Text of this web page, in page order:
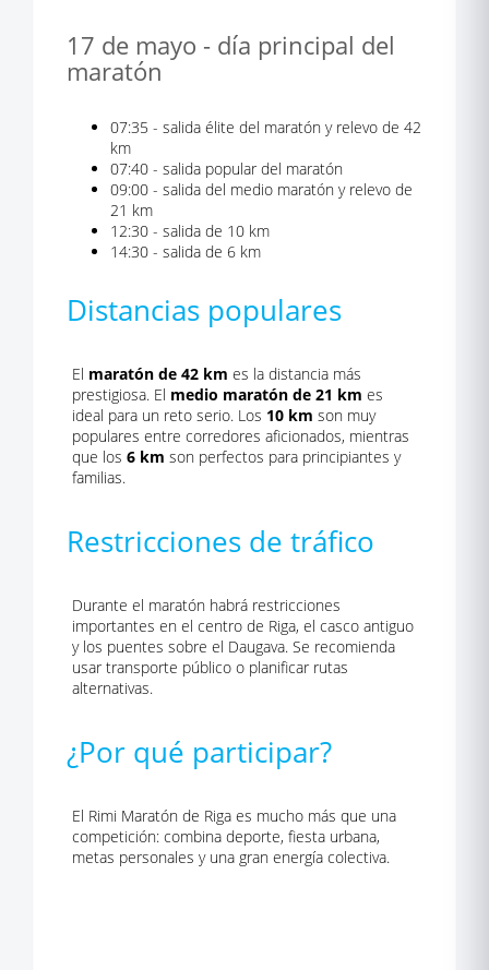
17 de mayo - día principal del
maratón
07:35 - salida élite del maratón y relevo de 42
km
07:40 - salida popular del maratón
09:00 - salida del medio maratón y relevo de
21 km
12:30 - salida de 10 km
14:30 - salida de 6 km
Distancias populares
El maratón de 42 km es la distancia más
prestigiosa. El medio maratón de 21 km es
ideal para un reto serio. Los 10 km son muy
populares entre corredores aficionados, mientras
que los 6 km son perfectos para principiantes y
familias.
Restricciones de tráfico
Durante el maratón habrá restricciones
importantes en el centro de Riga, el casco antiguo
y los puentes sobre el Daugava. Se recomienda
usar transporte público o planificar rutas
alternativas.
¿Por qué participar?
El Rimi Maratón de Riga es mucho más que una
competición: combina deporte, fiesta urbana,
metas personales y una gran energía colectiva.